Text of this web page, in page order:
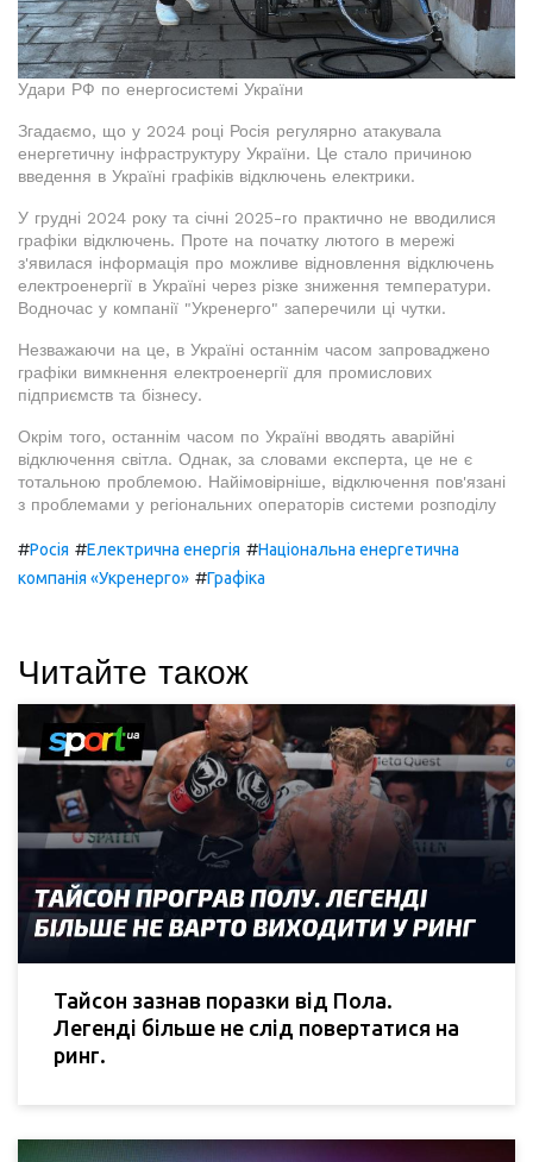
Удари РФ по енергосистемі України
Згадаємо, що у 2024 році Росія регулярно атакувала
енергетичну інфраструктуру України. Це стало причиною
введення в Україні графіків відключень електрики.
У грудні 2024 року та січні 2025-го практично не вводилися
графіки відключень. Проте на початку лютого в мережі
з'явилася інформація про можливе відновлення відключень
електроенергії в Україні через різке зниження температури.
Водночас у компанії "Укренерго" заперечили ці чутки.
Незважаючи на це, в Україні останнім часом запроваджено
графіки вимкнення електроенергії для промислових
підприємств та бізнесу.
Окрім того, останнім часом по Україні вводять аварійні
відключення світла. Однак, за словами експерта, це не є
тотальною проблемою. Найімовірніше, відключення пов'язані
з проблемами у регіональних операторів системи розподілу
#Росія #Електрична енергія #Національна енергетична
компанія «Укренерго» #Графіка
Читайте також
Тайсон зазнав поразки від Пола.
Легенді більше не слід повертатися на
ринг.